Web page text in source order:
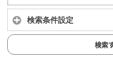
検索条件設定
検索
Information] to customize
website. Privacy Policy